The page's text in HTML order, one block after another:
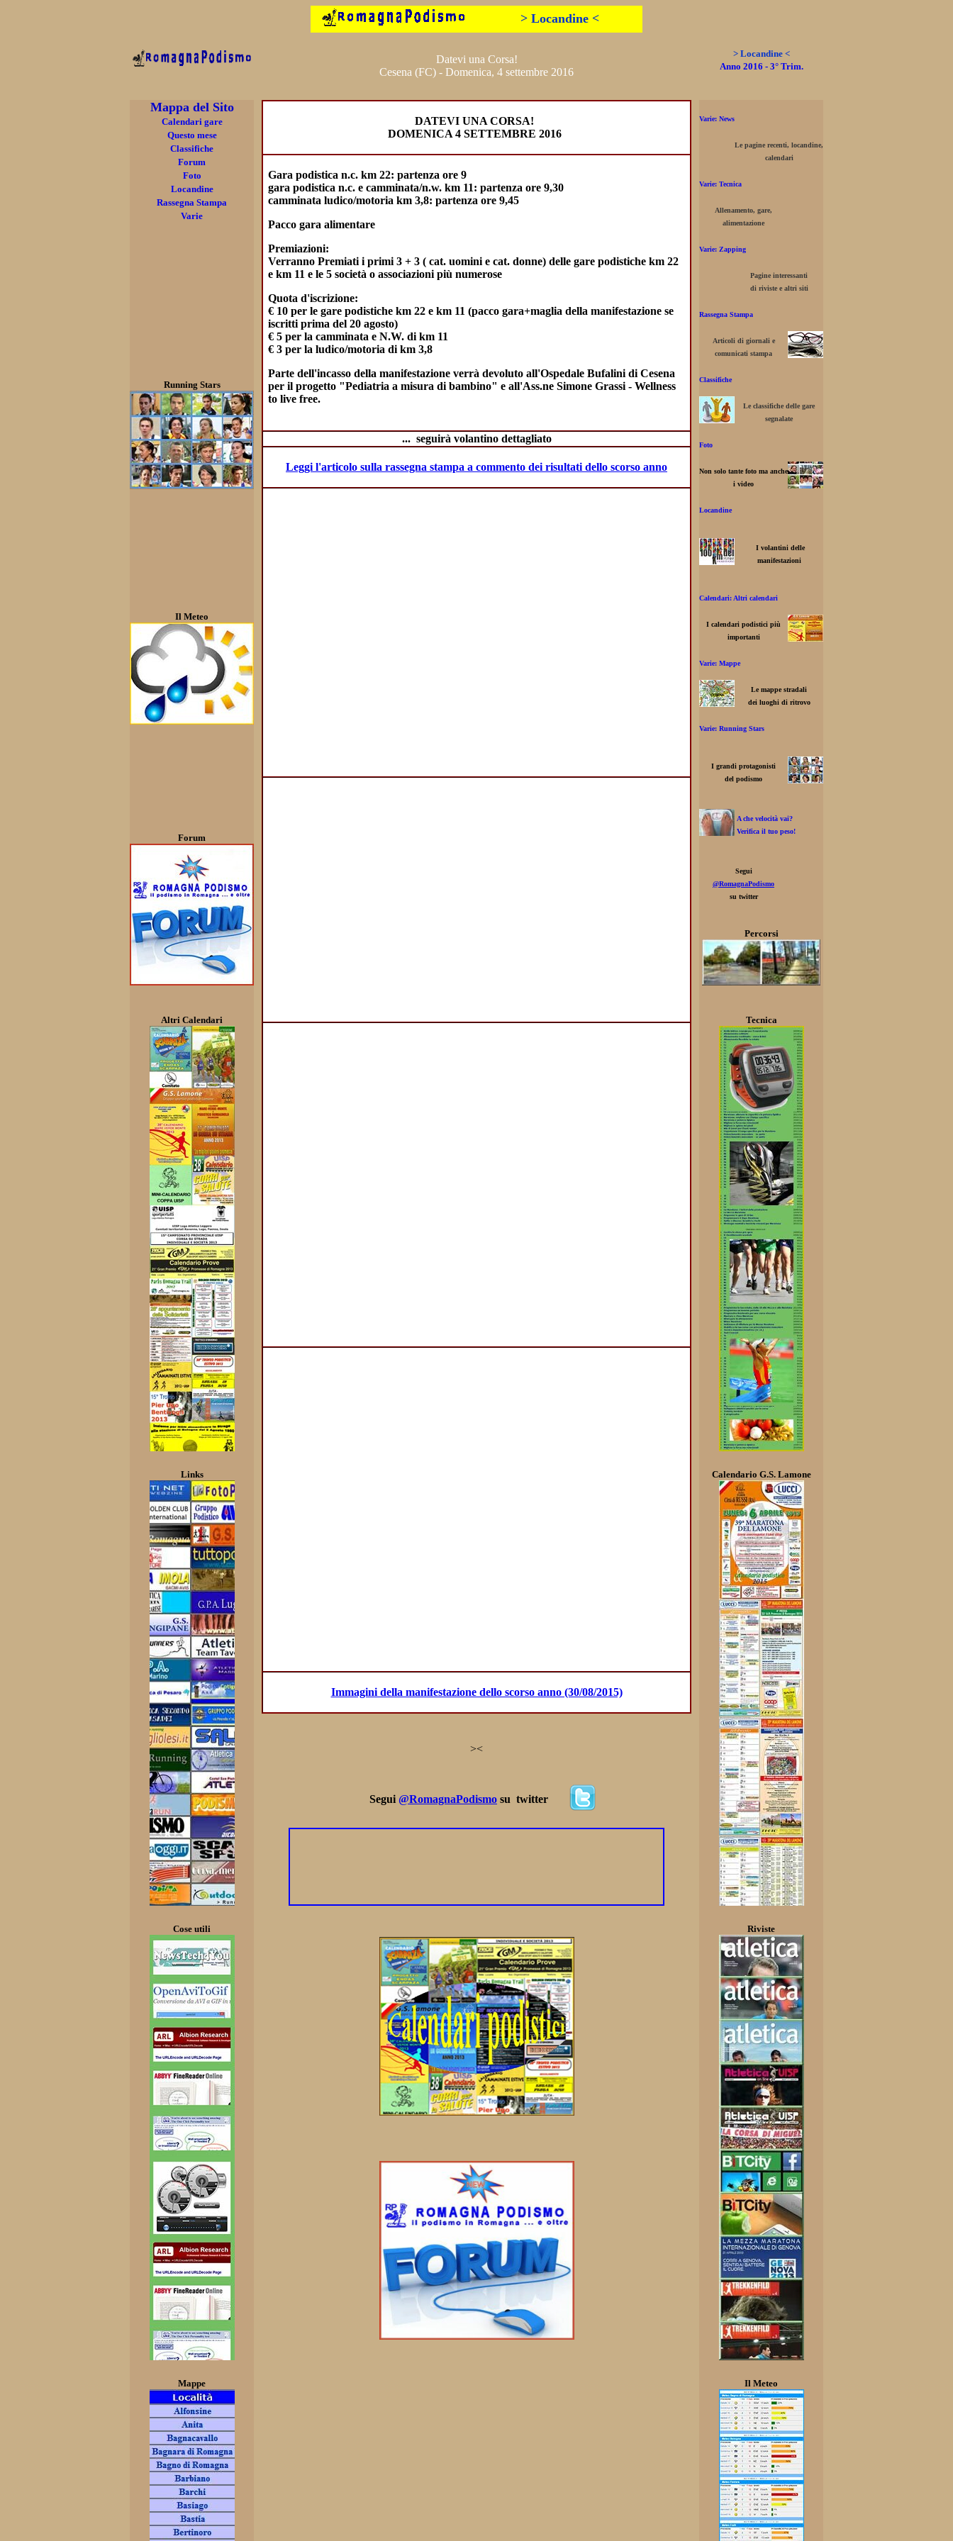
> Locandine <
Datevi una Corsa!
Cesena (FC) - Domenica, 4 settembre 2016
> Locandine <
Anno 2016 - 3° Trim.
Mappa del Sito
Calendari gare
Questo mese
Classifiche
Forum
Foto
Locandine
Rassegna Stampa
Varie
DATEVI UNA CORSA!
DOMENICA 4 SETTEMBRE 2016
Gara podistica n.c. km 22: partenza ore 9
gara podistica n.c. e camminata/n.w. km 11: partenza ore 9,30
camminata ludico/motoria km 3,8: partenza ore 9,45
Pacco gara alimentare
Premiazioni:
Verranno Premiati i primi 3 + 3 ( cat. uomini e cat. donne) delle gare podistiche km 22
e km 11 e le 5 società o associazioni più numerose
Quota d'iscrizione:
€ 10 per le gare podistiche km 22 e km 11 (pacco gara+maglia della manifestazione se
iscritti prima del 20 agosto)
€ 5 per la camminata e N.W. di km 11
€ 3 per la ludico/motoria di km 3,8
Parte dell'incasso della manifestazione verrà devoluto all'Ospedale Bufalini di Cesena
per il progetto "Pediatria a misura di bambino" e all'Ass.ne Simone Grassi - Wellness
to live free.
... seguirà volantino dettagliato
Leggi l'articolo sulla rassegna stampa a commento dei risultati dello scorso anno
Immagini della manifestazione dello scorso anno (30/08/2015)
><
Segui @RomagnaPodismo su twitter
Varie: News
Le pagine recenti, locandine,
calendari
Varie: Tecnica
Allenamento, gare,
alimentazione
Varie: Zapping
Pagine interessanti
di riviste e altri siti
Rassegna Stampa
Articoli di giornali e
comunicati stampa
Classifiche
Le classifiche delle gare
segnalate
Foto
Non solo tante foto ma anche
i video
Locandine
I volantini delle
manifestazioni
Calendari: Altri calendari
I calendari podistici più
importanti
Varie: Mappe
Le mappe stradali
dei luoghi di ritrovo
Varie: Running Stars
I grandi protagonisti
del podismo
A che velocità vai?
Verifica il tuo peso!
Segui
@RomagnaPodismo
su twitter
Running Stars
Il Meteo
Forum
Percorsi
Altri Calendari Tecnica
Links Calendario G.S. Lamone
Cose utili Riviste
Mappe Il Meteo